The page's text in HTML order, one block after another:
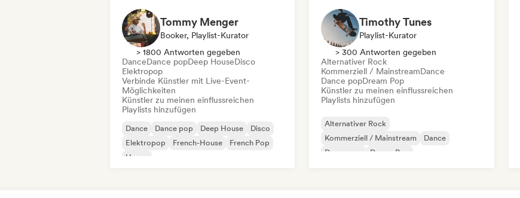
Tommy Menger
Booker, Playlist-Kurator
> 1800 Antworten gegeben
DanceDance popDeep HouseDisco
Elektropop
Verbinde Künstler mit Live-Event-
Möglichkeiten
Künstler zu meinen einflussreichen
Playlists hinzufügen
Dance Dance pop Deep House
Disco
Elektropop
French-House
French Pop
House
Timothy Tunes
Playlist-Kurator
> 300 Antworten gegeben
Alternativer Rock
Kommerziell / MainstreamDance
Dance popDream Pop
Künstler zu meinen einflussreichen
Playlists hinzufügen
Alternativer Rock
Kommerziell / Mainstream
Dance
Dance pop
Dream Pop